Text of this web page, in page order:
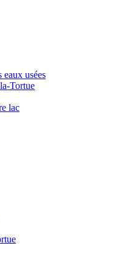
eaux usées
Tortue
lac